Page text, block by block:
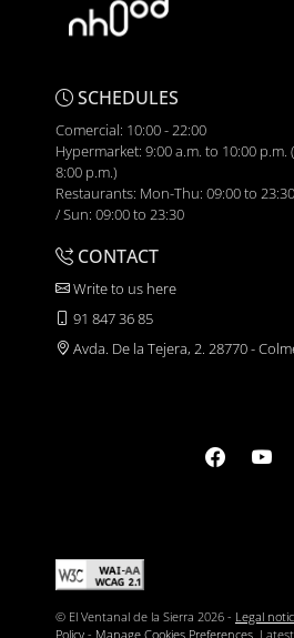
SCHEDULES
Comercial: 10:00 - 22:00
Hypermarket: 9:00 a.m. to 10:00 p.m.
8:00 p.m.)
Restaurants: Mon-Thu: 09:00 to
/ Sun: 09:00 to 23:30
CONTACT
Write to us here
91 847 36 85
Avda. De la Tejera, 2. 28770 -
© El Ventanal de la Sierra 2026 - Legal
Policy - Manage Cookies Preferences .